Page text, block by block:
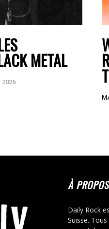
METAL
2026
À PROPOS
Daily Rock
Suisse.